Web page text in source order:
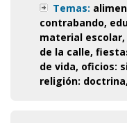
Temas:
contrabando,
material escolar,
de la calle,
de vida, oficios:
religión: doctrina,